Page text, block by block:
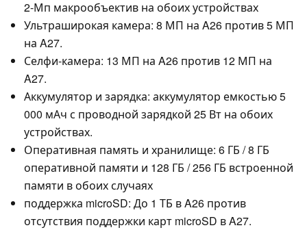
2-Мп макрообъектив на обоих устройствах
Ультраширокая камера: 8 МП на A26 против 5 МП
на A27.
Селфи-камера: 13 МП на A26 против 12 МП на
A27.
Аккумулятор и зарядка: аккумулятор емкостью 5
000 мАч с проводной зарядкой 25 Вт на обоих
устройствах.
Оперативная память и хранилище: 6 ГБ / 8 ГБ
оперативной памяти и 128 ГБ / 256 ГБ встроенной
памяти в обоих случаях
поддержка microSD: До 1 ТБ в A26 против
отсутствия поддержки карт microSD в A27.